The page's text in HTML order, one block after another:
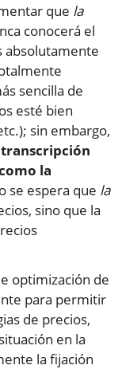
que la
conocerá el
absolutamente
sencilla de
esté bien
sin embargo,
transcripción
la
se espera que la
sino que la
optimización de
para permitir
de precios,
en la
la fijación